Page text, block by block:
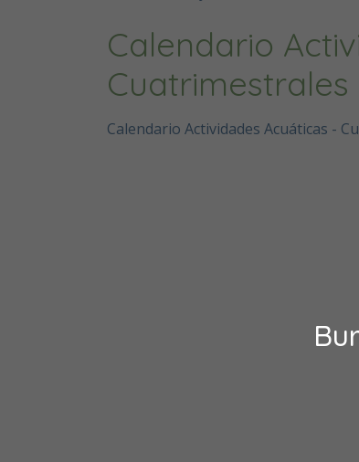
Calendario
Cuatrimestrales
Calendario Actividades Acuáticas -